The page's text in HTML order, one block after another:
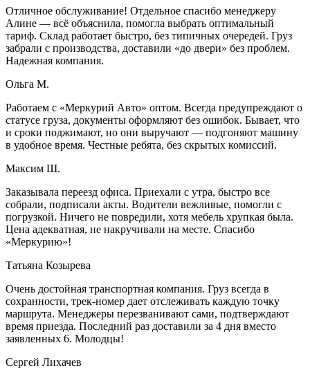
Отличное обслуживание! Отдельное спасибо менеджеру
Алине — всё объяснила, помогла выбрать оптимальный
тариф. Склад работает быстро, без типичных очередей. Груз
забрали с производства, доставили «до двери» без проблем.
Надежная компания.
Ольга М.
Работаем с «Меркурий Авто» оптом. Всегда предупреждают о
статусе груза, документы оформляют без ошибок. Бывает, что
и сроки поджимают, но они выручают — подгоняют машину
в удобное время. Честные ребята, без скрытых комиссий.
Максим Ш.
Заказывала переезд офиса. Приехали с утра, быстро все
собрали, подписали акты. Водители вежливые, помогли с
погрузкой. Ничего не повредили, хотя мебель хрупкая была.
Цена адекватная, не накручивали на месте. Спасибо
«Меркурию»!
Татьяна Козырева
Очень достойная транспортная компания. Груз всегда в
сохранности, трек-номер дает отслеживать каждую точку
маршрута. Менеджеры перезванивают сами, подтверждают
время приезда. Последний раз доставили за 4 дня вместо
заявленных 6. Молодцы!
Сергей Лихачев